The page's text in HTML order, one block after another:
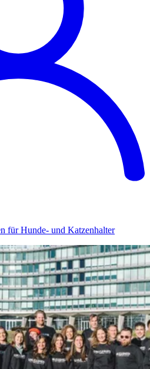
für Hunde- und Katzenhalter